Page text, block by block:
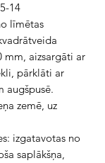
14
līmētas
mm, aizsargāti ar
pārklāti ar
augšpusē.
zemē, uz
izgatavotas no
saplākšņa,